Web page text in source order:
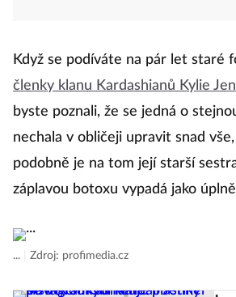
Když se podíváte na pár let staré
členky klanu Kardashianů Kylie
byste poznali, že se jedná o
nechala v obličeji upravit snad
podobně je na tom její starší
záplavou botoxu vypadá jako
... Zdroj: profimedia.cz